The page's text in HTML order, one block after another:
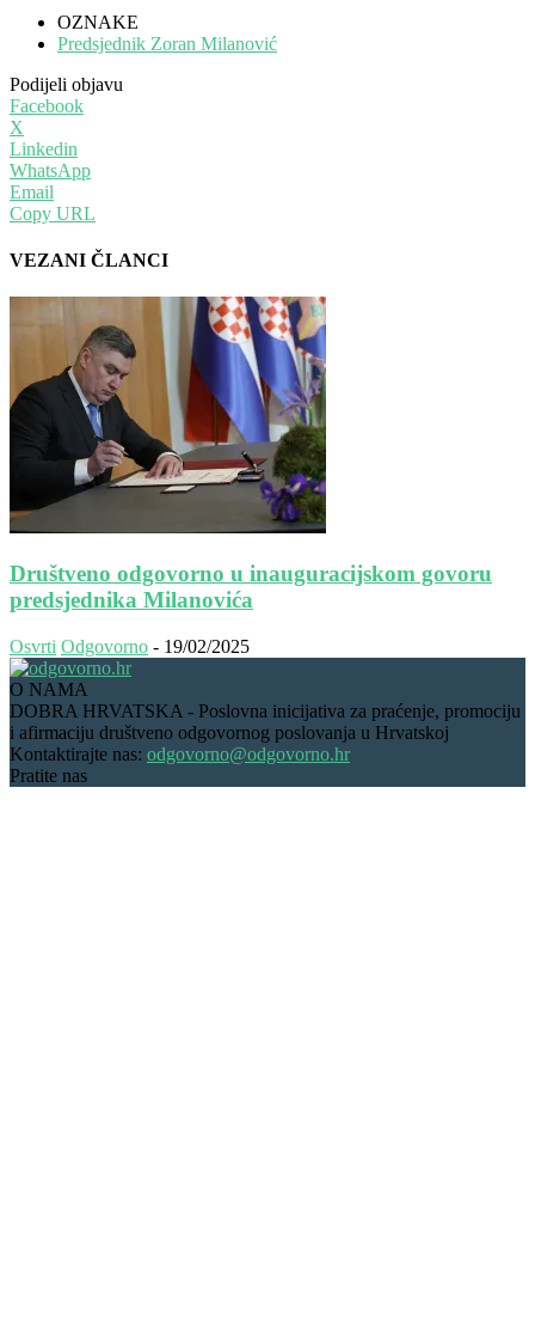
OZNAKE
Predsjednik Zoran Milanović
Podijeli objavu
Facebook
X
Linkedin
WhatsApp
Email
Copy URL
VEZANI ČLANCI
Društveno odgovorno u inauguracijskom govoru
predsjednika Milanovića
Osvrti Odgovorno - 19/02/2025
O NAMA
DOBRA HRVATSKA - Poslovna inicijativa za praćenje, promociju
i afirmaciju društveno odgovornog poslovanja u Hrvatskoj
Kontaktirajte nas: odgovorno@odgovorno.hr
Pratite nas